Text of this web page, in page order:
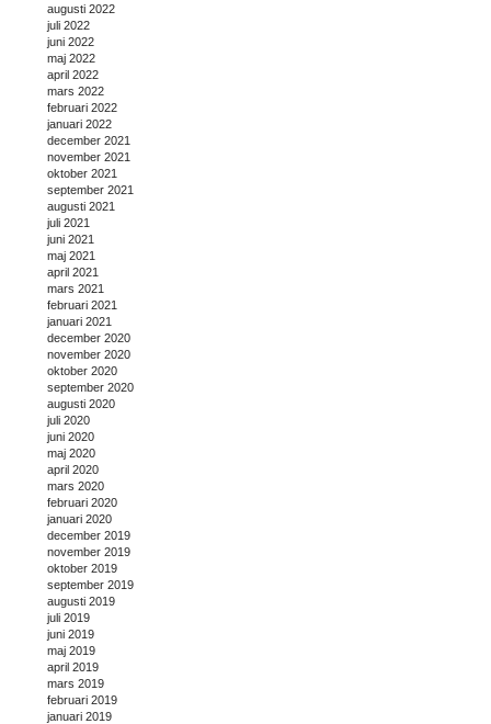
augusti 2022
juli 2022
juni 2022
maj 2022
april 2022
mars 2022
februari 2022
januari 2022
december 2021
november 2021
oktober 2021
september 2021
augusti 2021
juli 2021
juni 2021
maj 2021
april 2021
mars 2021
februari 2021
januari 2021
december 2020
november 2020
oktober 2020
september 2020
augusti 2020
juli 2020
juni 2020
maj 2020
april 2020
mars 2020
februari 2020
januari 2020
december 2019
november 2019
oktober 2019
september 2019
augusti 2019
juli 2019
juni 2019
maj 2019
april 2019
mars 2019
februari 2019
januari 2019